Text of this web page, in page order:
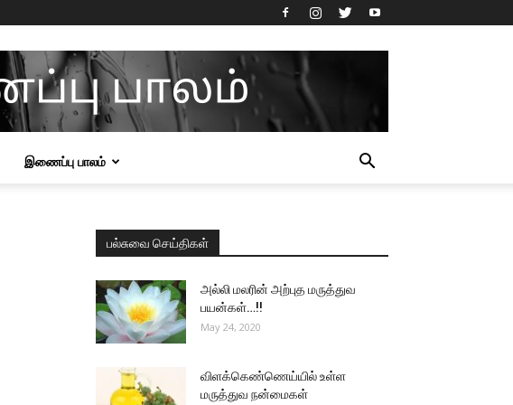
இணைப்பு பாலம்
பல்சுவை செய்திகள்
அல்லி மலரின் அற்புத மருத்துவ
பயன்கள்…!!
May 24, 2020
விளக்கெண்ணெய்யில் உள்ள
மருத்துவ நன்மைகள்